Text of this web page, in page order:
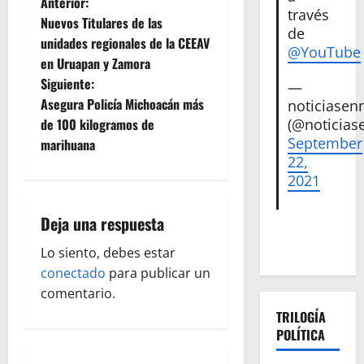
N
a
v
e
g
c
i
ó
Nuevos Titulares de las
unidades regionales de la CEEAV
en Uruapan y Zamora
Siguiente:
Asegura Policía Michoacán más
de 100 kilogramos de
marihuana
Deja una respuesta
Lo siento, debes estar
conectado para publicar un
comentario.
través
de
@YouTube
—
September
22,
2021
TRILOGÍA
POLÍTICA